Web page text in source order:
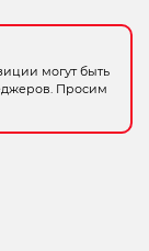
могут быть
Просим